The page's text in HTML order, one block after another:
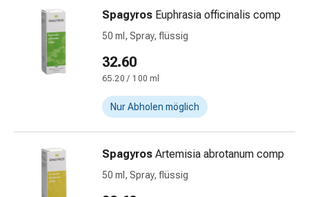
Pflanzenknospen
Homöopathie
Phytotherapie
Salz
Spagyrika
Niere,
Blase,
Prostata
Spagyros Euphrasia officinalis comp
50 ml, Spray, flüssig
32.60
65.20 / 100 ml
Nur Abholen möglich
Spagyros Artemisia abrotanum comp
50 ml, Spray, flüssig